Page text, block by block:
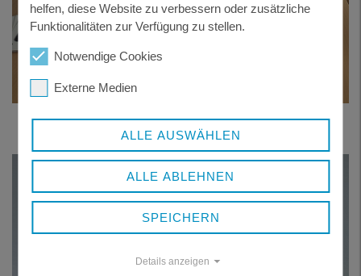
helfen, diese Website zu verbessern oder zusätzliche
Funktionalitäten zur Verfügung zu stellen.
Notwendige Cookies
Externe Medien
ALLE AUSWÄHLEN
ALLE ABLEHNEN
SPEICHERN
Details anzeigen